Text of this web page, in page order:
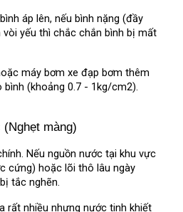
áp lên, nếu bình nặng (đầy
yếu thì chắc chắn bình bị mất
máy bơm xe đạp bơm thêm
bình (khoảng 0.7 - 1kg/cm2).
màng)
Nếu nguồn nước tại khu vực
cứng) hoặc lõi thô lâu ngày
tắc nghẽn.
rất nhiều nhưng nước tinh khiết